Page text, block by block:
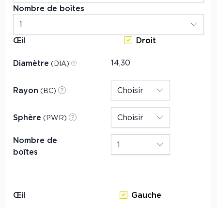
Nombre de boîtes
Œil Droit
Diamètre (DIA)
Rayon (BC)
Sphère (PWR)
Nombre de
boîtes
Œil Gauche